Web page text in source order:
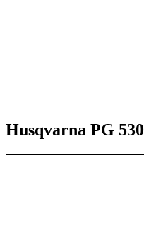
Husqvarna PG 530